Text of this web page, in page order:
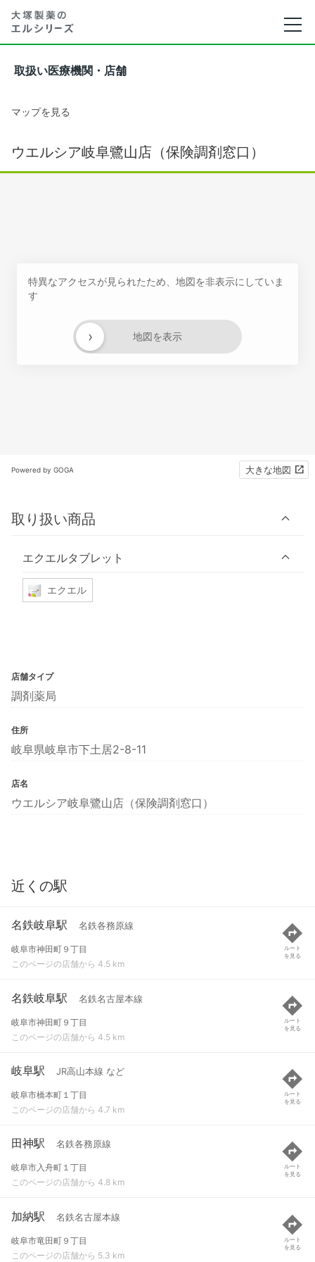
取扱い医療機関・店舗
マップを見る
ウエルシア岐阜鷺山店（保険調剤窓口）
特異なアクセスが見られたため、地図を非表示にしていま
す
地図を表示
›
Powered by GOGA 大きな地図
取り扱い商品
エクエルタブレット
エクエル
店舗タイプ
調剤薬局
住所
岐阜県岐阜市下土居2-8-11
店名
ウエルシア岐阜鷺山店（保険調剤窓口）
近くの駅
名鉄岐阜駅 名鉄各務原線
岐阜市神田町９丁目
このページの店舗から 4.5 km
ルート
を見る
名鉄岐阜駅 名鉄名古屋本線
岐阜市神田町９丁目
このページの店舗から 4.5 km
ルート
を見る
岐阜駅 JR高山本線 など
岐阜市橋本町１丁目
このページの店舗から 4.7 km
ルート
を見る
田神駅 名鉄各務原線
岐阜市入舟町１丁目
このページの店舗から 4.8 km
ルート
を見る
加納駅 名鉄名古屋本線
岐阜市竜田町９丁目
このページの店舗から 5.3 km
ルート
を見る